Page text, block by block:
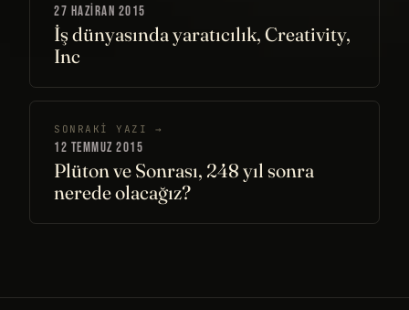
27 HAZIRAN 2015
İş dünyasında yaratıcılık, Creativity,
Inc
SONRAKI YAZI →
12 TEMMUZ 2015
Plüton ve Sonrası, 248 yıl sonra
nerede olacağız?